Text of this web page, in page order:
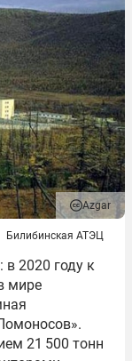
Azgar
Билибинская АТЭЦ
в 2020 году к
мире
21 500 тонн